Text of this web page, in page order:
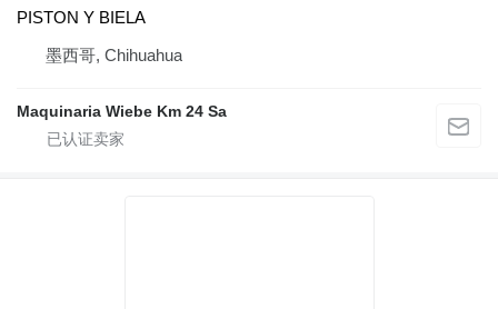
PISTON Y BIELA
墨西哥, Chihuahua
Maquinaria Wiebe Km 24 Sa